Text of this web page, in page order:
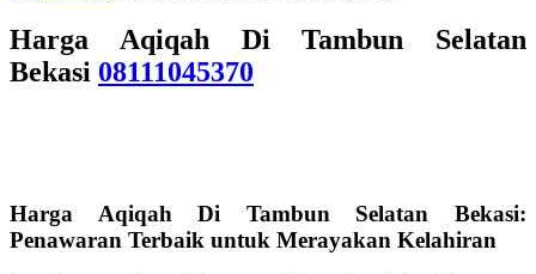
Harga Aqiqah Di Tambun Selatan
Bekasi 08111045370
Harga Aqiqah Di Tambun Selatan Bekasi:
Penawaran Terbaik untuk Merayakan Kelahiran